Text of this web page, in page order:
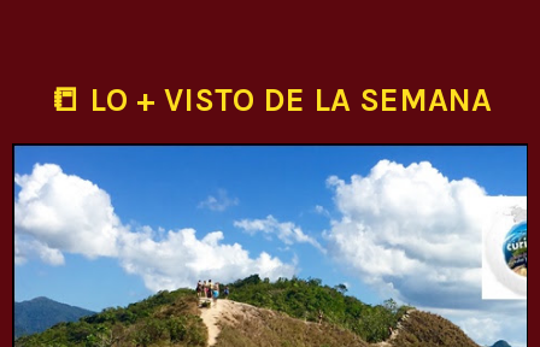
📒 LO + VISTO DE LA SEMANA